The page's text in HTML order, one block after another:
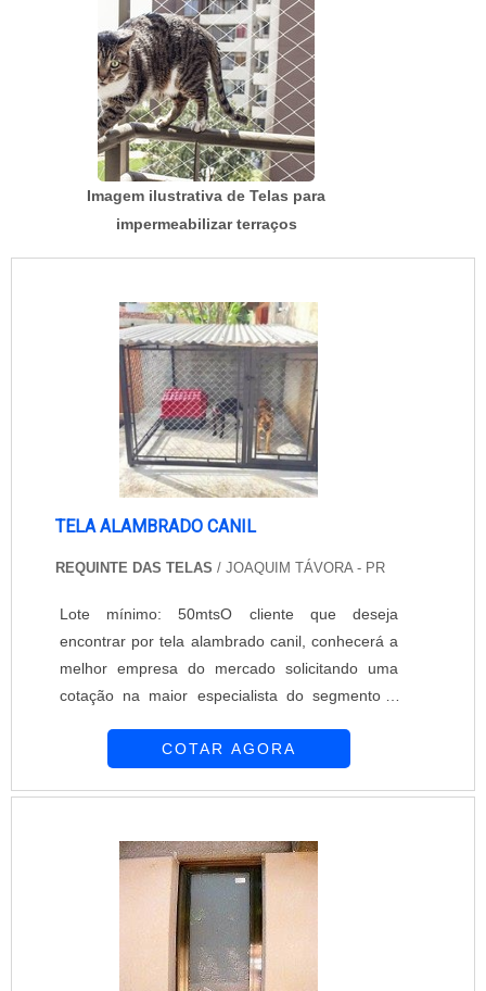
Imagem ilustrativa de Telas para
impermeabilizar terraços
TELA ALAMBRADO CANIL
REQUINTE DAS TELAS / JOAQUIM TÁVORA - PR
Lote mínimo: 50mtsO cliente que deseja
encontrar por tela alambrado canil, conhecerá a
melhor empresa do mercado solicitando uma
cotação na maior especialista do segmento e
importante lembrar que o produto deve ser
prejuízos com substituições frequentes de
produtos que não cumprem com suas funções
adequadamente. Assim, é possível poupar
gastos desnecessários.DIFERENCIAIS
IMPORTANTES DA TELA ALAMBRADO
COTAR AGORA